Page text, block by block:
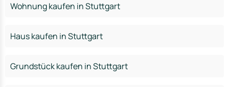
Wohnung kaufen in Stuttgart
Haus kaufen in Stuttgart
Grundstück kaufen in Stuttgart